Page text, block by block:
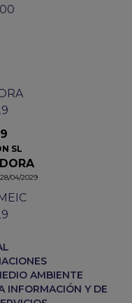
SL
04/2029
AMBIENTE
INFORMACIÓN Y DE